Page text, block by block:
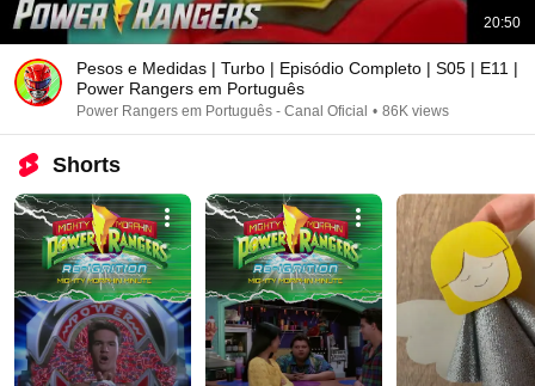
20:50
Pesos e Medidas | Turbo | Episódio Completo | S05 | E11 |
Power Rangers em Português
Power Rangers em Português - Canal Oficial • 86K views
Shorts